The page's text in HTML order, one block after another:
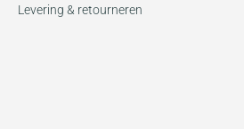
Levering & retourneren